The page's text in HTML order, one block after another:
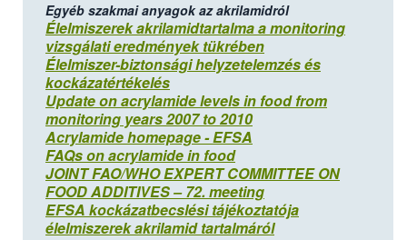
Egyéb szakmai anyagok az akrilamidról
Élelmiszerek akrilamidtartalma a monitoring
vizsgálati eredmények tükrében
Élelmiszer-biztonsági helyzetelemzés és
kockázatértékelés
Update on acrylamide levels in food from
monitoring years 2007 to 2010
Acrylamide homepage - EFSA
FAQs on acrylamide in food
JOINT FAO/WHO EXPERT COMMITTEE ON
FOOD ADDITIVES – 72. meeting
EFSA kockázatbecslési tájékoztatója
élelmiszerek akrilamid tartalmáról